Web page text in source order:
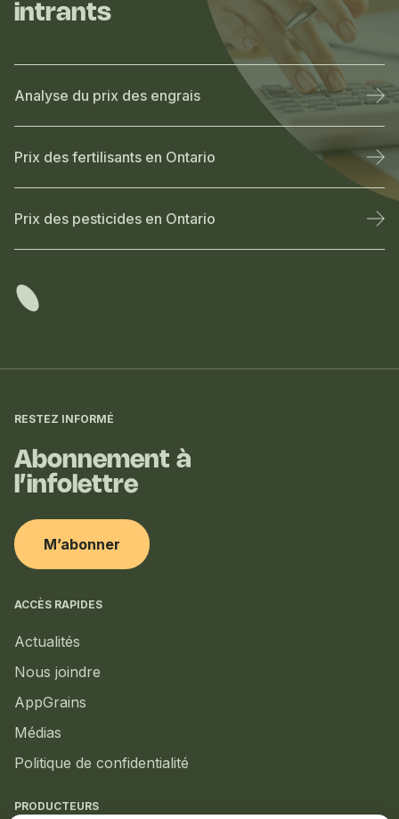
intrants
Analyse du prix des engrais
Prix des fertilisants en Ontario
Prix des pesticides en Ontario
complémentaires
RESTEZ INFORMÉ
Abonnement à
l’infolettre
M’abonner
ACCÈS RAPIDES
Actualités
Nous joindre
AppGrains
Médias
Politique de confidentialité
PRODUCTEURS